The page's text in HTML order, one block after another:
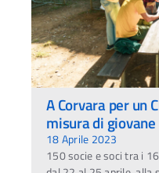
A Corvara per un
misura di giovane
18 Aprile 2023
150 socie e soci tra i